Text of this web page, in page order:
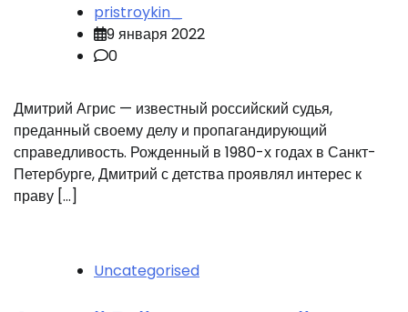
pristroykin_
9 января 2022
0
Дмитрий Агрис — известный российский судья,
преданный своему делу и пропагандирующий
справедливость. Рожденный в 1980-х годах в Санкт-
Петербурге, Дмитрий с детства проявлял интерес к
праву […]
Uncategorised